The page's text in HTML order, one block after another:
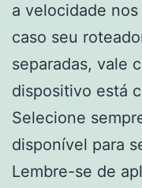
a velocidade
caso seu
separadas, vale
dispositivo está
Selecione
disponível para
Lembre-se de